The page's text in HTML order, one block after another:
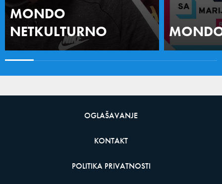
MONDO
NETKULTURNO
OGLAŠAVANJE
KONTAKT
POLITIKA PRIVATNOSTI